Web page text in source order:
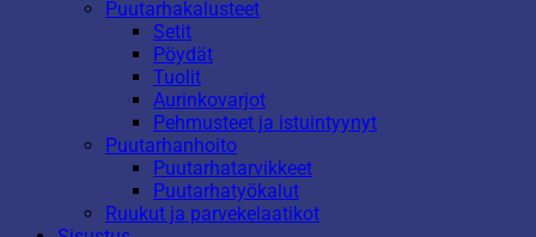
Puutarhakalusteet
Setit
Pöydät
Tuolit
Aurinkovarjot
Pehmusteet ja istuintyynyt
Puutarhanhoito
Puutarhatarvikkeet
Puutarhatyökalut
Ruukut ja parvekelaatikot